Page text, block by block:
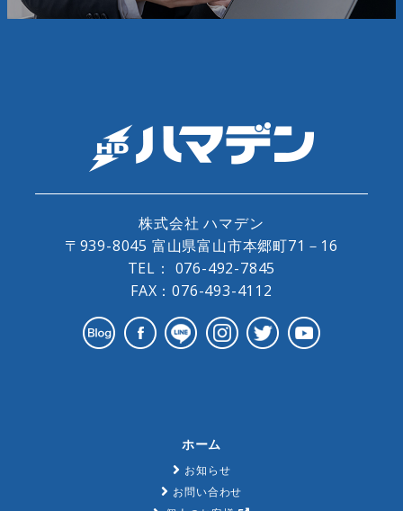
株式会社 ハマデン
〒939-8045 富山県富山市本郷町71－16
TEL： 076-492-7845
FAX：076-493-4112
ホーム
お知らせ
お問い合わせ